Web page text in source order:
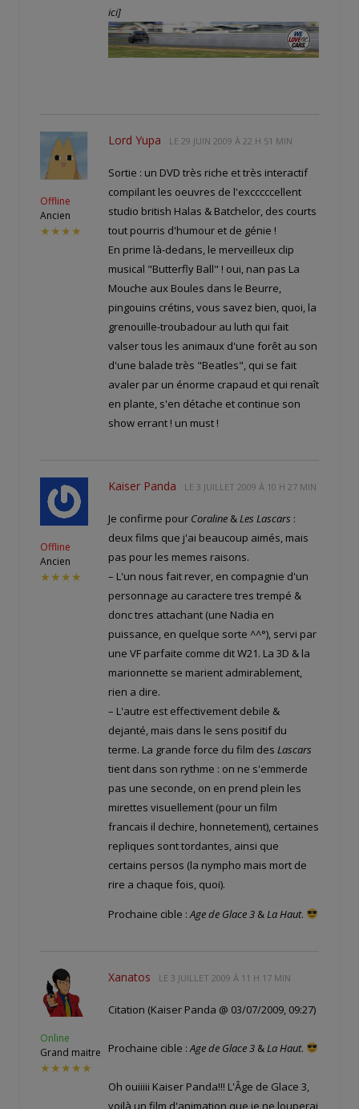
ici]
Offline
Ancien
★★★★
Lord Yupa LE 29 JUIN 2009 À 22 H 51 MIN
Sortie : un DVD très riche et très interactif
compilant les oeuvres de l'excccccellent
studio british Halas & Batchelor, des courts
tout pourris d'humour et de génie !
En prime là-dedans, le merveilleux clip
musical "Butterfly Ball" ! oui, nan pas La
Mouche aux Boules dans le Beurre,
pingouins crétins, vous savez bien, quoi, la
grenouille-troubadour au luth qui fait
valser tous les animaux d'une forêt au son
d'une balade très "Beatles", qui se fait
avaler par un énorme crapaud et qui renaît
en plante, s'en détache et continue son
show errant ! un must !
Offline
Ancien
★★★★
Kaiser Panda LE 3 JUILLET 2009 À 10 H 27 MIN
Je confirme pour Coraline &Les Lascars :
deux films que j'ai beaucoup aimés, mais
pas pour les memes raisons.
– L'un nous fait rever, en compagnie d'un
personnage au caractere tres trempé &
donc tres attachant (une Nadia en
puissance, en quelque sorte ^^°), servi par
une VF parfaite comme dit W21. La 3D & la
marionnette se marient admirablement,
rien a dire.
– L'autre est effectivement debile &
dejanté, mais dans le sens positif du
terme. La grande force du film des Lascars
tient dans son rythme : on ne s'emmerde
pas une seconde, on en prend plein les
mirettes visuellement (pour un film
francais il dechire, honnetement), certaines
repliques sont tordantes, ainsi que
certains persos (la nympho mais mort de
rire a chaque fois, quoi).
Prochaine cible :Age de Glace 3 &La Haut.
Online
Grand maitre
★★★★★
Xanatos LE 3 JUILLET 2009 À 11 H 17 MIN
Citation (Kaiser Panda @ 03/07/2009, 09:27)
Prochaine cible :Age de Glace 3 &La Haut.
Oh ouiiiii Kaiser Panda!!! L'Âge de Glace 3,
voilà un film d'animation que je ne louperai